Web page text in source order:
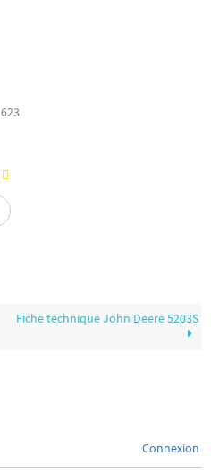
623
Fiche technique John Deere 5203S
Connexion